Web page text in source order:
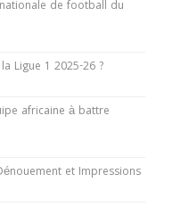
de football
de football du
Ligue 1 2025-26 ?
africaine à battre
et Impressions